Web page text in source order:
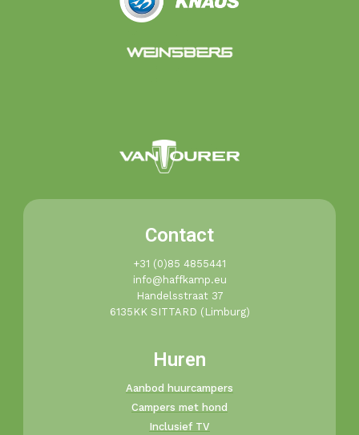
Contact
+31 (0)85 4855441​
info@haffkamp.eu​
Handelsstraat 37
6135KK SITTARD (Limburg)
Huren
Aanbod huurcampers
Campers met hond
Inclusief TV